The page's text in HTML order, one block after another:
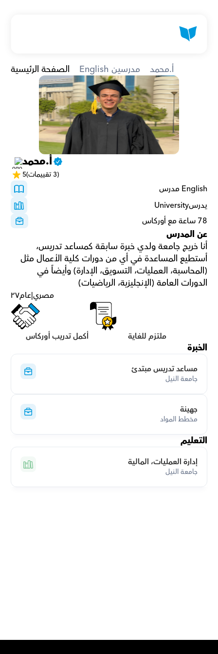
الصفحة الرئيسية English مدرسين أ.محمد
أ.محمد
5 (3 تقييمات)
English مدرس
يدرسUniversity
78 ساعة مع أوركاس
عن المدرس
الدورات العامة (الإنجليزية، الرياضيات)
٢٧عام|مصري
ملتزم للغاية أكمل تدريب أوركاس
الخبرة
مساعد تدريس مبتدئ
جامعة النيل
جهينة
مخطط المواد
التعليم
إدارة العمليات، المالية
جامعة النيل